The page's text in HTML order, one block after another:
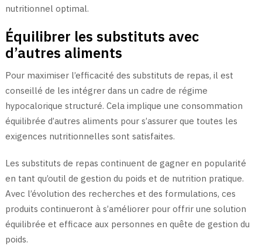
nutritionnel optimal.
Équilibrer les substituts avec
d’autres aliments
Pour maximiser l’efficacité des substituts de repas, il est
conseillé de les intégrer dans un cadre de régime
hypocalorique structuré. Cela implique une consommation
équilibrée d’autres aliments pour s’assurer que toutes les
exigences nutritionnelles sont satisfaites.
Les substituts de repas continuent de gagner en popularité
en tant qu’outil de gestion du poids et de nutrition pratique.
Avec l’évolution des recherches et des formulations, ces
produits continueront à s’améliorer pour offrir une solution
équilibrée et efficace aux personnes en quête de gestion du
poids.